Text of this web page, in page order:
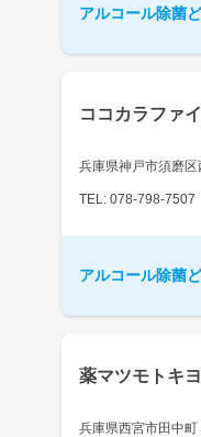
アルコール除菌
ココカラファ
兵庫県神戸市須磨
TEL: 078-798-7507
アルコール除菌
薬マツモトキ
兵庫県西宮市田中町